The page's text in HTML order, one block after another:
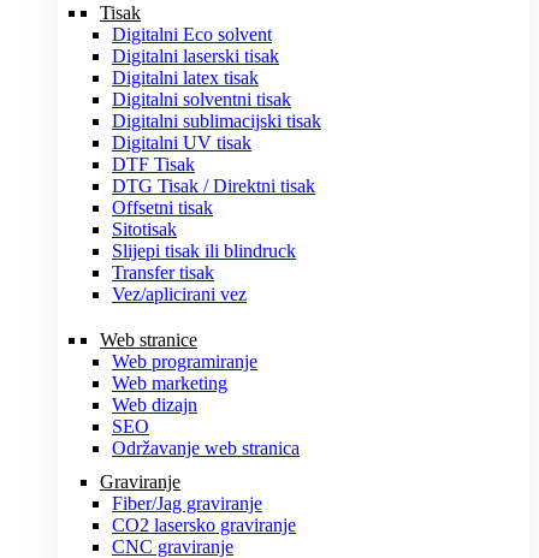
Tisak
Digitalni Eco solvent
Digitalni laserski tisak
Digitalni latex tisak
Digitalni solventni tisak
Digitalni sublimacijski tisak
Digitalni UV tisak
DTF Tisak
DTG Tisak / Direktni tisak
Offsetni tisak
Sitotisak
Slijepi tisak ili blindruck
Transfer tisak
Vez/aplicirani vez
Web stranice
Web programiranje
Web marketing
Web dizajn
SEO
Održavanje web stranica
Graviranje
Fiber/Jag graviranje
CO2 lasersko graviranje
CNC graviranje